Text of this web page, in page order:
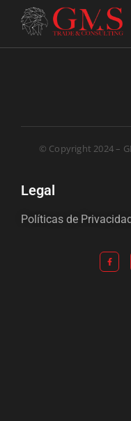
© Copyright 2024 –
Legal
Políticas de